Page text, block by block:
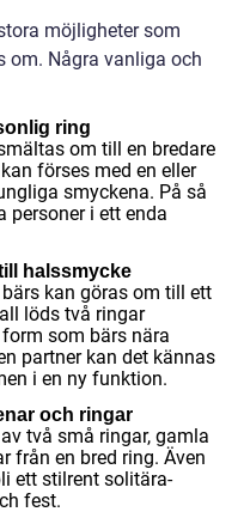
möjligheter som
om. Några vanliga och
ring
om till en bredare
förses med en eller
smyckena. På så
i ett enda
halssmycke
kan göras om till ett
löds två ringar
som bärs nära
partner kan det kännas
i en ny funktion.
och ringar
två små ringar, gamla
från en bred ring. Även
ett stilrent solitära-
fest.